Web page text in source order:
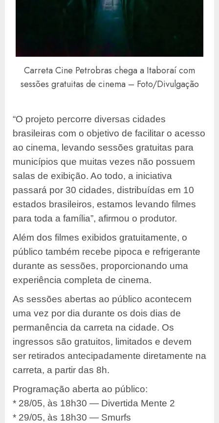
Carreta Cine Petrobras chega a Itaboraí com
sessões gratuitas de cinema – Foto/Divulgação
“O projeto percorre diversas cidades
brasileiras com o objetivo de facilitar o acesso
ao cinema, levando sessões gratuitas para
municípios que muitas vezes não possuem
salas de exibição. Ao todo, a iniciativa
passará por 30 cidades, distribuídas em 10
estados brasileiros, estamos levando filmes
para toda a família”, afirmou o produtor.
Além dos filmes exibidos gratuitamente, o
público também recebe pipoca e refrigerante
durante as sessões, proporcionando uma
experiência completa de cinema.
As sessões abertas ao público acontecem
uma vez por dia durante os dois dias de
permanência da carreta na cidade. Os
ingressos são gratuitos, limitados e devem
ser retirados antecipadamente diretamente na
carreta, a partir das 8h.
Programação aberta ao público:
* 28/05, às 18h30 — Divertida Mente 2
* 29/05, às 18h30 — Smurfs